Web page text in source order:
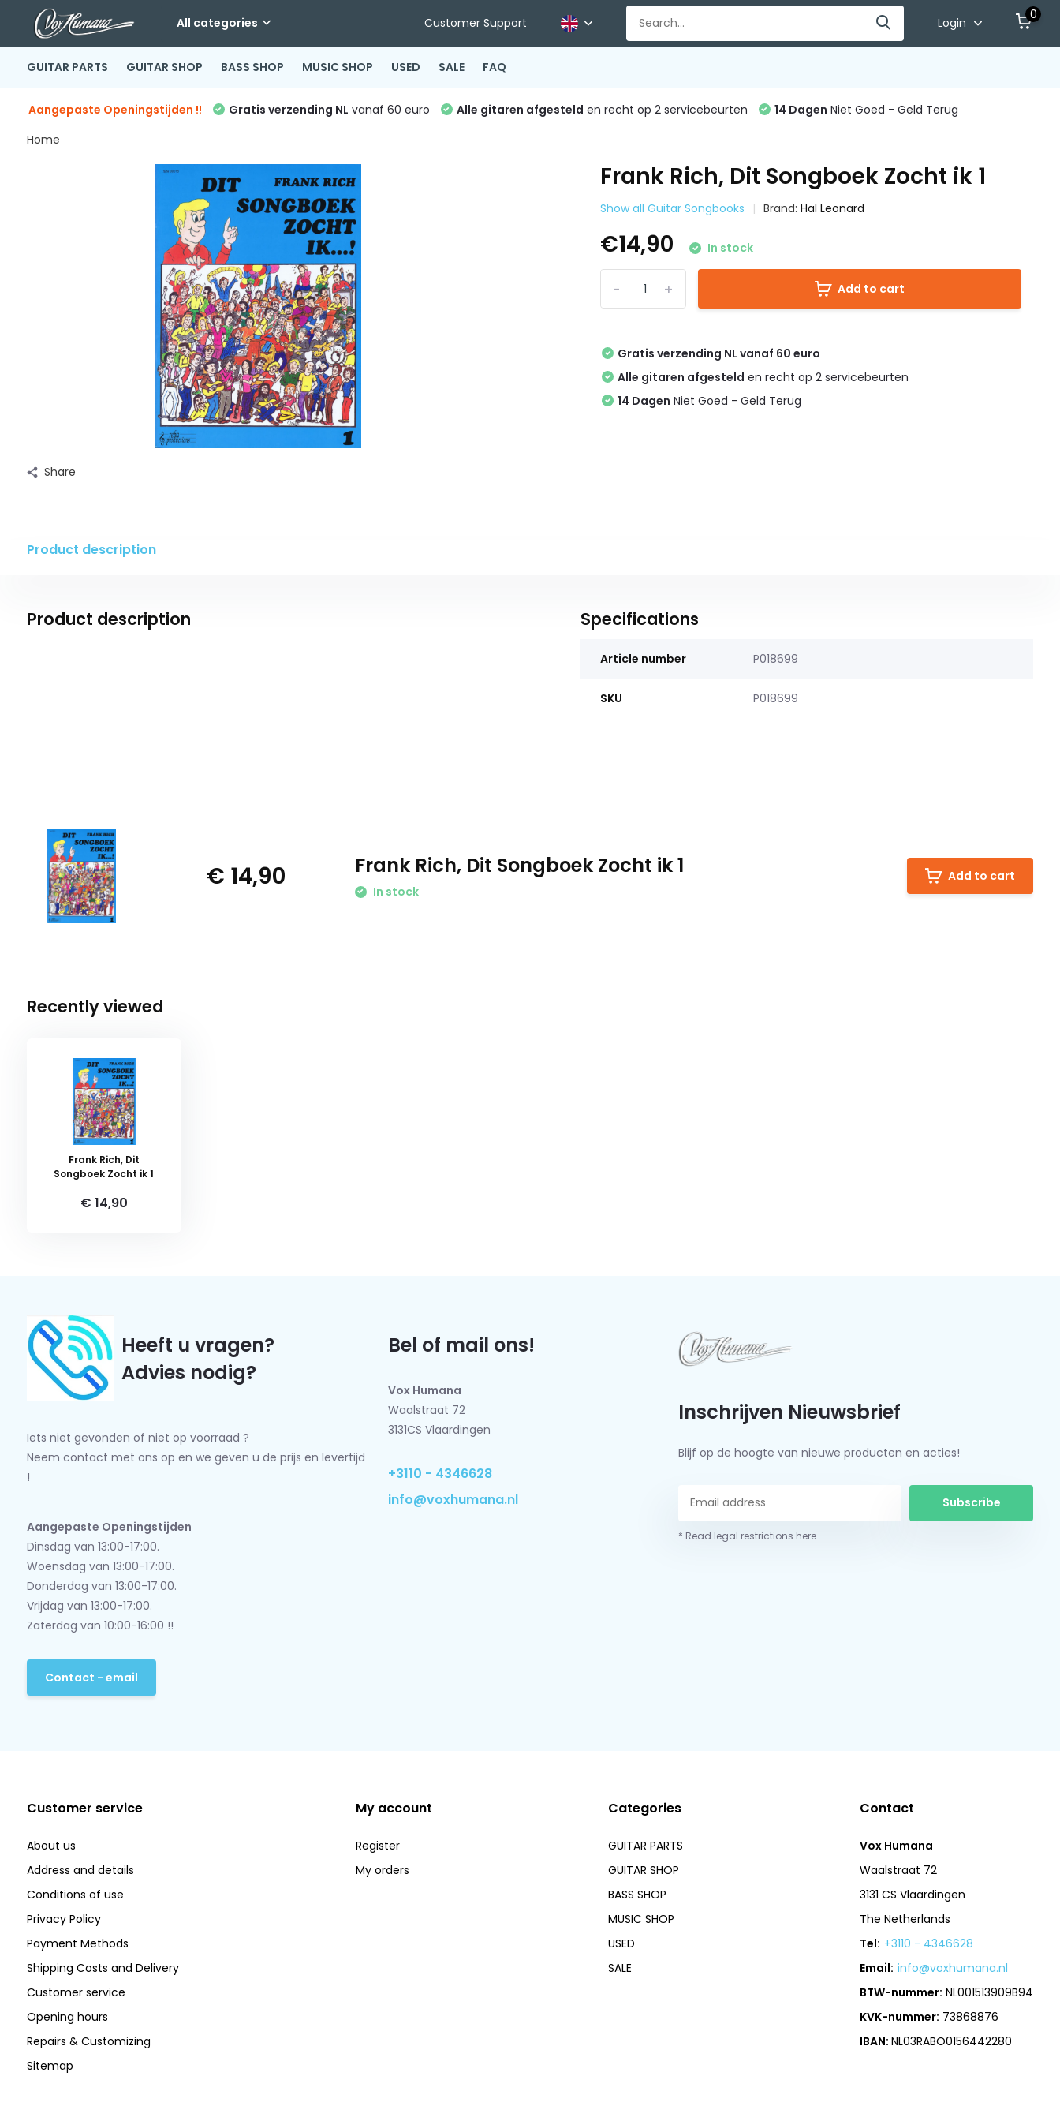
All categories Customer Support Login
0
GUITAR PARTS GUITAR SHOP BASS SHOP MUSIC SHOP USED SALE FAQ
Aangepaste Openingstijden !! Gratis verzending NL vanaf 60 euro Alle gitaren afgesteld en recht op 2 servicebeurten 14 Dagen Niet Goed - Geld Terug
Home
Share
Frank Rich, Dit Songboek Zocht ik 1
Show all Guitar Songbooks Brand:Hal Leonard
€14,90 In stock
+
- Add to cart
Gratis verzending NL vanaf 60 euro
Alle gitaren afgesteld en recht op 2 servicebeurten
14 Dagen Niet Goed - Geld Terug
Product description
Product description Specifications
Article number P018699
SKU P018699
€ 14,90 Frank Rich, Dit Songboek Zocht ik 1
In stock
Add to cart
Recently viewed
Frank Rich, Dit
Songboek Zocht ik 1
€ 14,90
Heeft u vragen?
Advies nodig?
Iets niet gevonden of niet op voorraad ?
Neem contact met ons op en we geven u de prijs en levertijd
!
Aangepaste Openingstijden
Dinsdag van 13:00-17:00.
Woensdag van 13:00-17:00.
Donderdag van 13:00-17:00.
Vrijdag van 13:00-17:00.
Zaterdag van 10:00-16:00 !!
Contact - email
Bel of mail ons!
Vox Humana
Waalstraat 72
3131CS Vlaardingen
+3110 - 4346628
info@voxhumana.nl
Inschrijven Nieuwsbrief
Blijf op de hoogte van nieuwe producten en acties!
Subscribe
* Read legal restrictions here
Customer service
About us
Address and details
Conditions of use
Privacy Policy
Payment Methods
Shipping Costs and Delivery
Customer service
Opening hours
Repairs & Customizing
Sitemap
My account
Register
My orders
Categories
GUITAR PARTS
GUITAR SHOP
BASS SHOP
MUSIC SHOP
USED
SALE
Contact
Vox Humana
Waalstraat 72
3131 CS Vlaardingen
The Netherlands
Tel: +3110 - 4346628
Email: info@voxhumana.nl
BTW-nummer: NL001513909B94
KVK-nummer: 73868876
IBAN:NL03RABO0156442280